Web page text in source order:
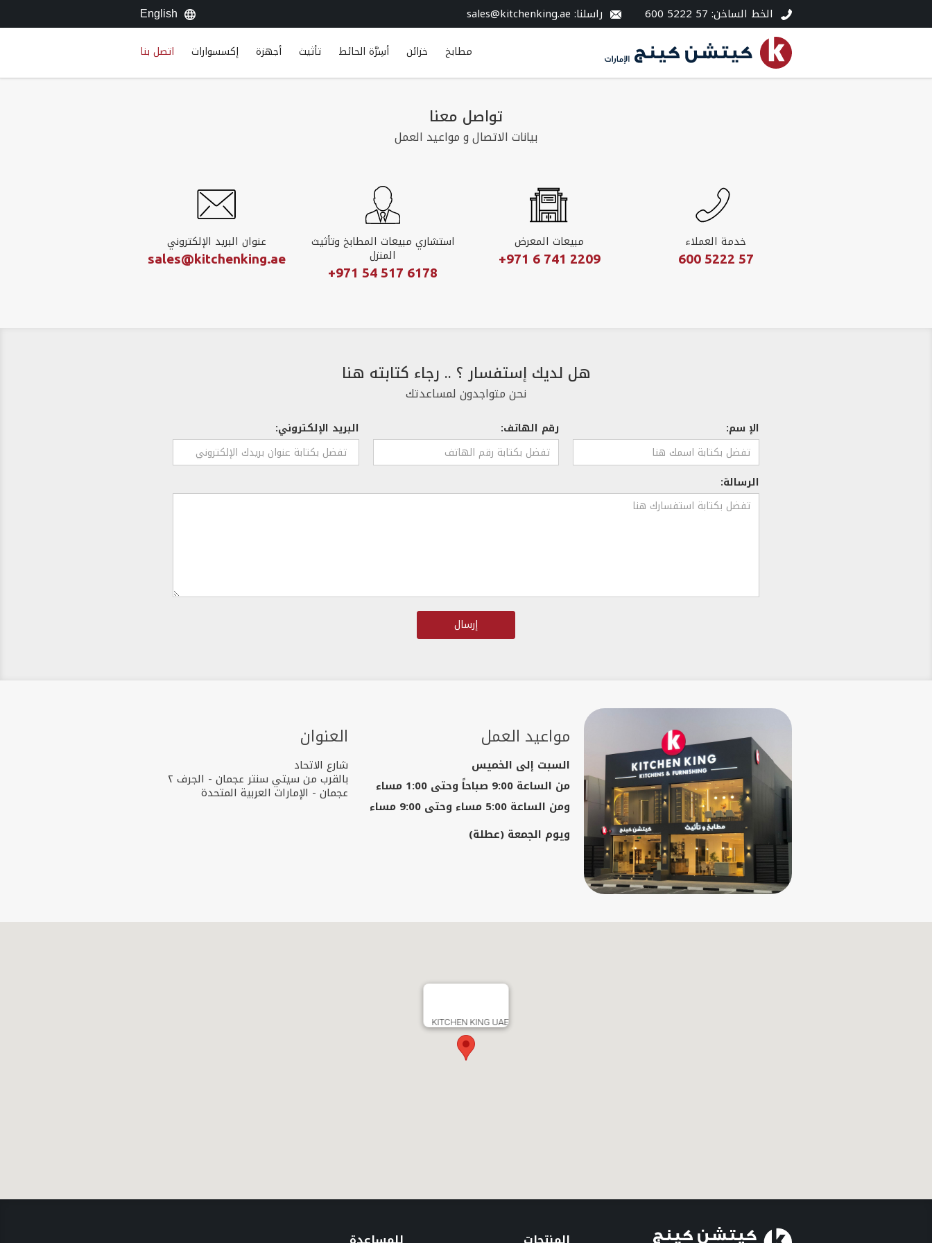
الخط الساخن:
600 5222 57 راسلنا:
English
مطابخ خزائن أسِرَّة الحائط تأثيث أجهزة إكسسوارات اتصل بنا
تواصل معنا
بيانات الاتصال و مواعيد العمل
خدمة العملاء
600 5222 57
مبيعات المعرض
+971 6 741 2209
استشاري مبيعات المطابخ وتأثيث
المنزل
+971 54 517 6178
عنوان البريد الإلكتروني
sales@kitchenking.ae
هل لديك إستفسار ؟ .. رجاء كتابته هنا
نحن متواجدون لمساعدتك
الإ سم: رقم الهاتف: البريد الإلكتروني:
الرسالة:
مواعيد العمل
السبت إلى الخميس
من الساعة 9:00 صباحاً وحتى 1:00 مساء
ومن الساعة 5:00 مساء وحتى 9:00 مساء
ويوم الجمعة (عطلة)
العنوان
شارع الاتحاد
بالقرب من سيتي سنتر عجمان - الجرف ٢
عجمان - الإمارات العربية المتحدة
KITCHEN KING UAE